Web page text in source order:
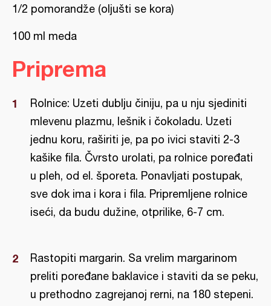
1/2 pomorandže (oljušti se kora)
100 ml meda
Priprema
Rolnice: Uzeti dublju činiju, pa u nju sjediniti
mlevenu plazmu, lešnik i čokoladu. Uzeti
jednu koru, raširiti je, pa po ivici staviti 2-3
kašike fila. Čvrsto urolati, pa rolnice poređati
u pleh, od el. šporeta. Ponavljati postupak,
sve dok ima i kora i fila. Pripremljene rolnice
iseći, da budu dužine, otprilike, 6-7 cm.
Rastopiti margarin. Sa vrelim margarinom
preliti poređane baklavice i staviti da se peku,
u prethodno zagrejanoj rerni, na 180 stepeni.